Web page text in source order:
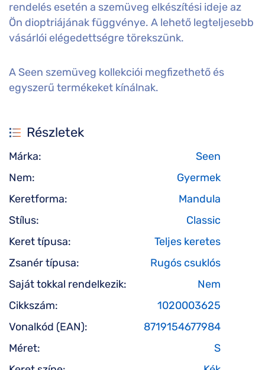
rendelés esetén a szemüveg elkészítési ideje az
Ön dioptriájának függvénye. A lehető legteljesebb
vásárlói elégedettségre törekszünk.
A Seen szemüveg kollekciói megfizethető és
egyszerű termékeket kínálnak.
Részletek
Márka:
Seen
Nem:
Gyermek
Keretforma:
Mandula
Stílus:
Classic
Keret típusa:
Teljes keretes
Zsanér típusa:
Rugós csuklós
Saját tokkal rendelkezik:
Nem
Cikkszám:
1020003625
Vonalkód (EAN):
8719154677984
Méret:
S